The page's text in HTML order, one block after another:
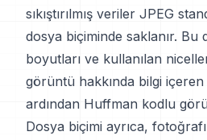
sıkıştırılmış veriler JPEG
dosya biçiminde saklanır. Bu
boyutları ve kullanılan
görüntü hakkında bilgi
ardından Huffman kodlu
Dosya biçimi ayrıca,